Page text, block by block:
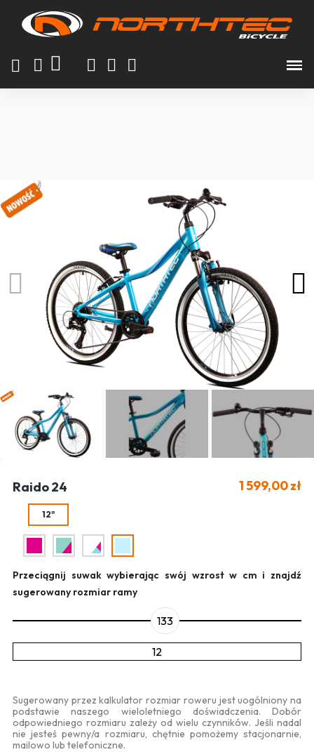
Raido 24 1 599,00 zł
Przeciągnij suwak wybierając swój wzrost w cm i znajdź
sugerowany rozmiar ramy
133
12
Sugerowany przez kalkulator rozmiar roweru jest uogólniony na
podstawie naszego wieloletniego doświadczenia. Dobór
odpowiedniego rozmiaru zależy od wielu czynników. Jeśli nadal
nie jesteś pewny/a rozmiaru, chętnie pomożemy stacjonarnie,
mailowo lub telefoniczne.
12"